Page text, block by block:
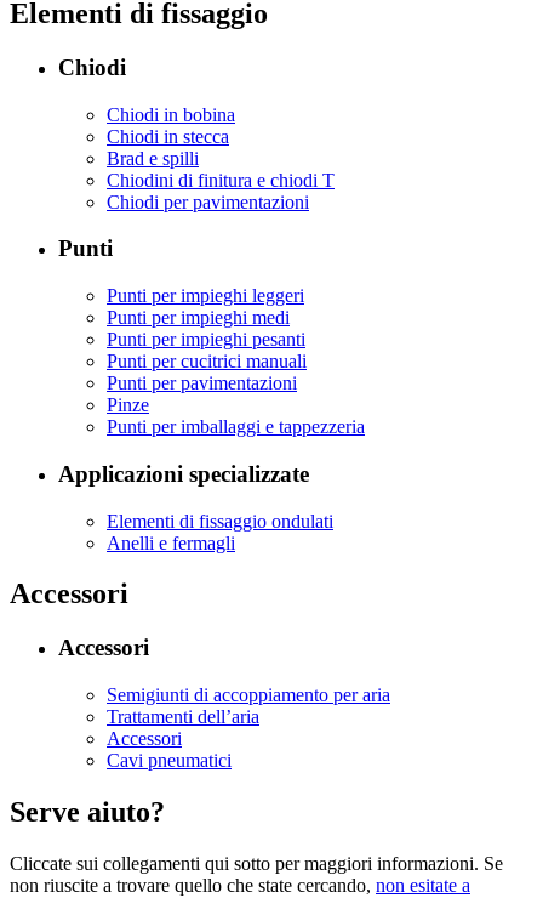
Elementi di fissaggio
Chiodi
Chiodi in bobina
Chiodi in stecca
Brad e spilli
Chiodini di finitura e chiodi T
Chiodi per pavimentazioni
Punti
Punti per impieghi leggeri
Punti per impieghi medi
Punti per impieghi pesanti
Punti per cucitrici manuali
Punti per pavimentazioni
Pinze
Punti per imballaggi e tappezzeria
Applicazioni specializzate
Elementi di fissaggio ondulati
Anelli e fermagli
Accessori
Accessori
Semigiunti di accoppiamento per aria
Trattamenti dell’aria
Accessori
Cavi pneumatici
Serve aiuto?
Cliccate sui collegamenti qui sotto per maggiori informazioni. Se
non riuscite a trovare quello che state cercando, non esitate a